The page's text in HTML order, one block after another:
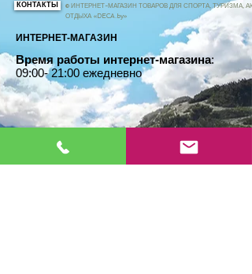
КОНТАКТЫ
© ИНТЕРНЕТ-МАГАЗИН ТОВАРОВ ДЛЯ СПОРТА, ТУРИЗМА,
ОТДЫХА «DECA.by»
ИНТЕРНЕТ-МАГАЗИН
Время работы интернет-магазина:
09:00- 21:00 ежедневно